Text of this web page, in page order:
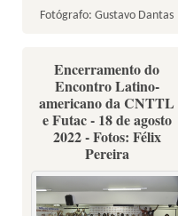
Fotógrafo: Gustavo Dantas
Encerramento do
Encontro Latino-
americano da CNTTL
e Futac - 18 de agosto
2022 - Fotos: Félix
Pereira